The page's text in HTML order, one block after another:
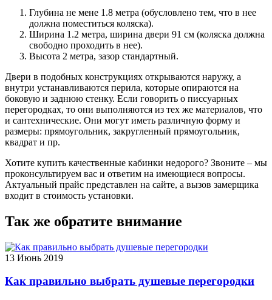
Глубина не мене 1.8 метра (обусловлено тем, что в нее
должна поместиться коляска).
Ширина 1.2 метра, ширина двери 91 см (коляска должна
свободно проходить в нее).
Высота 2 метра, зазор стандартный.
Двери в подобных конструкциях открываются наружу, а
внутри устанавливаются перила, которые опираются на
боковую и заднюю стенку. Если говорить о писсуарных
перегородках, то они выполняются из тех же материалов, что
и сантехнические. Они могут иметь различную форму и
размеры: прямоугольник, закругленный прямоугольник,
квадрат и пр.
Хотите купить качественные кабинки недорого? Звоните – мы
проконсультируем вас и ответим на имеющиеся вопросы.
Актуальный прайс представлен на сайте, а вызов замерщика
входит в стоимость установки.
Так же обратите внимание
13 Июнь 2019
Как правильно выбрать душевые перегородки